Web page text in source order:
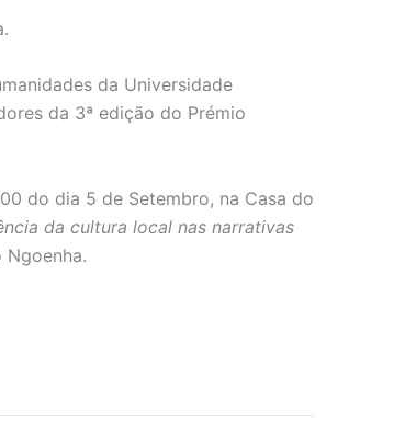
da Universidade
da 3ª edição do Prémio
do dia 5 de Setembro, na Casa do
da cultura local nas narrativas